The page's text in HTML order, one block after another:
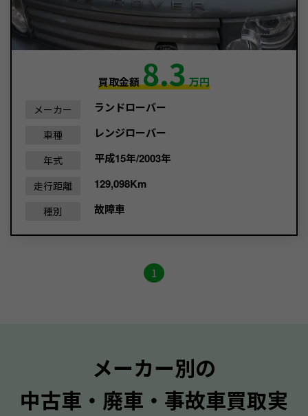
買取金額8.3万円
メーカー ランドローバー
車種 レンジローバー
年式 平成15年/2003年
走行距離 129,098Km
種別 故障車
1
メーカー別の
中古車・廃車・事故車買取実